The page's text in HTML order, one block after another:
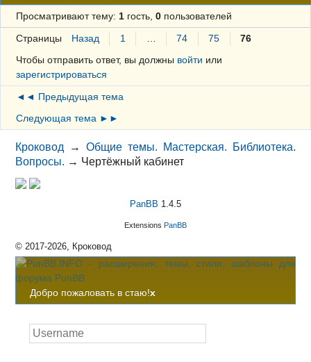
Просматривают тему: 1гость, 0пользователей
Страницы Назад 1 … 74 75
76
Чтобы отправить ответ, вы должны войти или
зарегистрироваться
◄◄ Предыдущая тема
Следующая тема ►►
Кроковод →Общие темы. Мастерская. Библиотека.
Вопросы. → Чертёжный кабинет
PanBB 1.4.5
Extensions PanBB
© 2017-2026, Кроковод
Добро пожаловать в стаю!x